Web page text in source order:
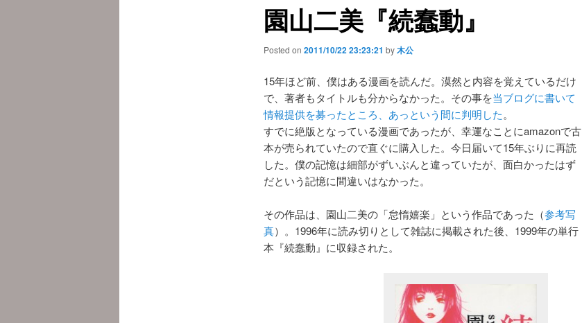
園山二美『続蠢動』
Posted on 2011/10/22 23:23:21 by木公
15年ほど前、僕はある漫画を読んだ。漠然と内容を覚えているだけ
で、著者もタイトルも分からなかった。その事を当ブログに書いて
情報提供を募ったところ、あっという間に判明した。
すでに絶版となっている漫画であったが、幸運なことにamazonで古
本が売られていたので直ぐに購入した。今日届いて15年ぶりに再読
した。僕の記憶は細部がずいぶんと違っていたが、面白かったはず
だという記憶に間違いはなかった。
その作品は、園山二美の「怠惰嬉楽」という作品であった（参考写
真）。1996年に読み切りとして雑誌に掲載された後、1999年の単行
本『続蠢動』に収録された。